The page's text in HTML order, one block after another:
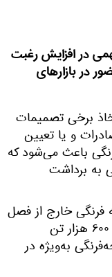
در افزایش رغبت
در بازارهای
برخی تصمیمات
و یا تعیین
فرنگی باعث می‌شود که
به برداشت
فرنگی خارج از فصل
کشور شناخته می‌شود و با تولید سالانه ۶۰۰ هزار تن
به‌ویژه در